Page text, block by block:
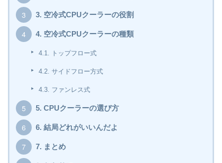
3. 空冷式CPUクーラーの役割
4. 空冷式CPUクーラーの種類
4.1. トップフロー式
4.2. サイドフロー方式
4.3. ファンレス式
5. CPUクーラーの選び方
6. 結局どれがいいんだよ
7. まとめ